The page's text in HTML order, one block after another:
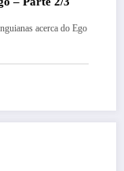
acerca do Ego